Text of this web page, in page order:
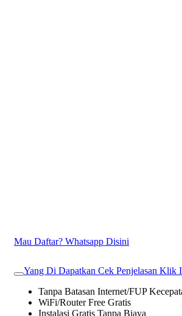
Mau Daftar? Whatsapp Disini
Yang Di Dapatkan Cek Penjelasan Klik
Tanpa Batasan Internet/FUP
WiFi/Router Free Gratis
Instalasi Gratis Tanpa Biaya